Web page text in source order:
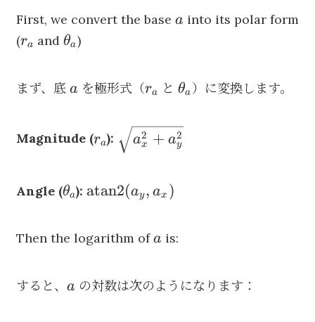
First, we convert the base a
a into its polar form
(r_a
ra and\theta_a
θa)
まず、底 a
a を極形式（r_a
ra と\theta_a
θa ）に変換します。
Magnitude (r_a
ra):
\sqrt{a_x^2
+ a_y^2}
ax
2 + ay
2
Angle (\theta_a
θa): \operatorname{atan2}
atan2(ay , ax )
Then the logarithm ofa
a is:
すると、 a
a の対数は次のようになります：